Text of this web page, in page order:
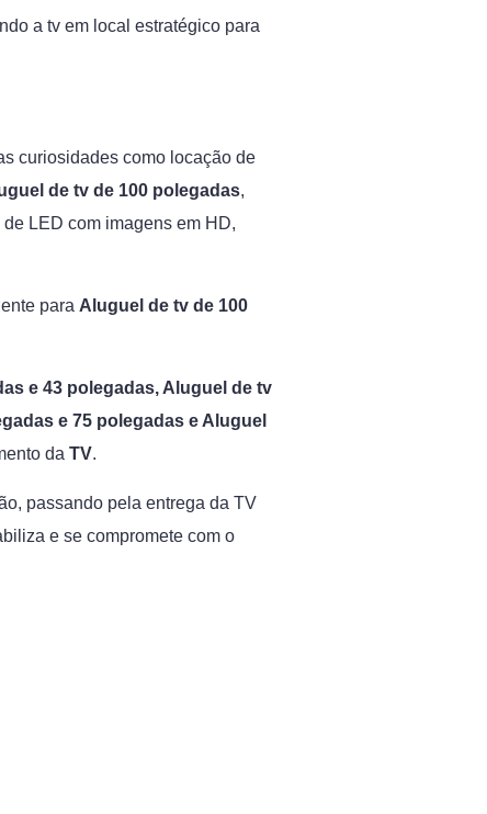
a tv em local estratégico para
curiosidades como locação de
de tv de 100 polegadas,
LED com imagens em HD,
para Aluguel de tv de 100
e 43 polegadas, Aluguel de tv
e 75 polegadas e Aluguel
da TV.
passando pela entrega da TV
e se compromete com o